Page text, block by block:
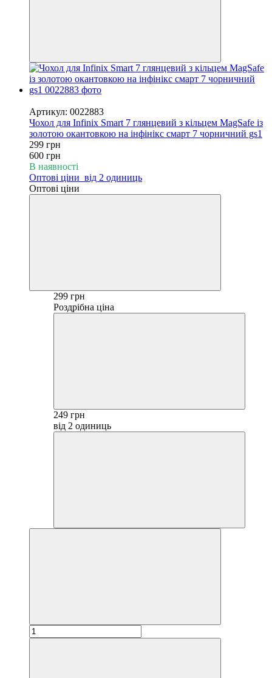
Артикул: 0022883
Чохол для Infinix Smart 7 глянцевий з кільцем MagSafe із
золотою окантовкою на інфінікс смарт 7 чорничний gs1
299 грн
600 грн
В наявності
Оптові ціни від 2 одиниць
Оптові ціни
299 грн
Роздрібна ціна
249 грн
від 2 одиниць